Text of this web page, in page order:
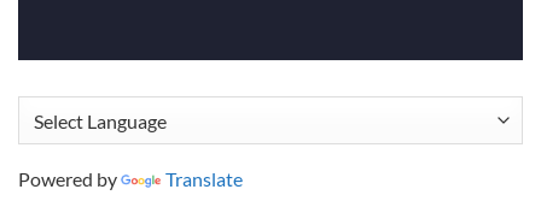
Powered by Translate